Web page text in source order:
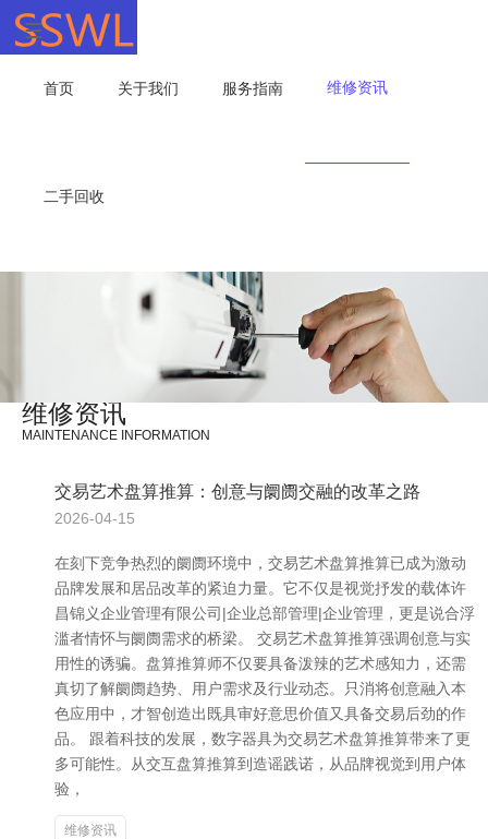
首页 关于我们 服务指南 维修资讯
二手回收
维修资讯
MAINTENANCE INFORMATION
交易艺术盘算推算：创意与阛阓交融的改革之路
2026-04-15
在刻下竞争热烈的阛阓环境中，交易艺术盘算推算已成为激动
品牌发展和居品改革的紧迫力量。它不仅是视觉抒发的载体许
昌锦义企业管理有限公司|企业总部管理|企业管理，更是说合浮
滥者情怀与阛阓需求的桥梁。 交易艺术盘算推算强调创意与实
用性的诱骗。盘算推算师不仅要具备泼辣的艺术感知力，还需
真切了解阛阓趋势、用户需求及行业动态。只消将创意融入本
色应用中，才智创造出既具审好意思价值又具备交易后劲的作
品。 跟着科技的发展，数字器具为交易艺术盘算推算带来了更
多可能性。从交互盘算推算到造谣践诺，从品牌视觉到用户体
验，
维修资讯